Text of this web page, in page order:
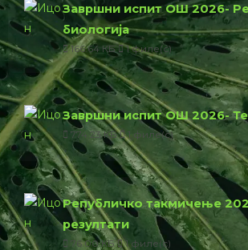
www.биологијакп.цом
info@biologijakp.com
Најновије са сајта
Завршни испит 2026: Објављени
биологије
Одлука УО СБД: Како се бодује
биологије за упис у средње школе?
Коначни резултати републичког
биологије 2026 (ОШ)